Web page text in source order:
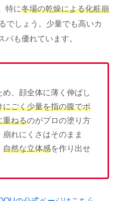
特に冬場の乾燥による化粧崩
でしょう。少量でも高いカ
パも優れています。
、顔全体に薄く伸ばし
にごく少量を指の腹でポ
重ねるのがプロの塗り方
れにくさはそのまま
自然な立体感を作り出せ